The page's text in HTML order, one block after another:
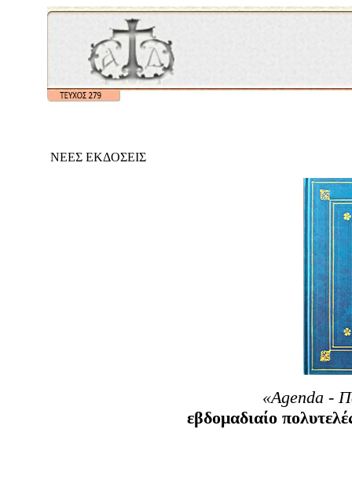
ΝΕΕΣ ΕΚΔΟΣΕΙΣ
«Agenda -
εβδομαδιαίο